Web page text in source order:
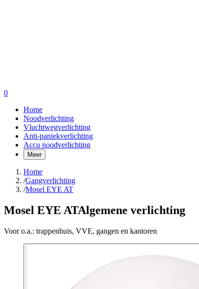
0
Home
Noodverlichting
Vluchtwegverlichting
Anti-paniekverlichting
Accu noodverlichting
Meer
Home
/Gangverlichting
/Mosel EYE AT
Mosel EYE ATAlgemene verlichting
Voor o.a.: trappenhuis, VVE, gangen en kantoren